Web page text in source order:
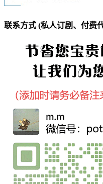
联系方式 (私人订剧、付费